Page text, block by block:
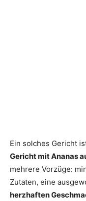
Ein solches Gericht
Gericht mit Ananas
mehrere Vorzüge:
Zutaten, eine
herzhaften